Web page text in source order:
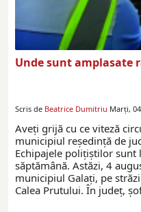
Unde sunt amplasate
Scris de Beatrice Dumitriu Marți,
Aveţi grijă cu ce viteză
municipiul reşedinţă de
Echipajele poliţiştilor sunt
săptămână. Astăzi, 4
municipiul Galați, pe
Calea Prutului. În județ,